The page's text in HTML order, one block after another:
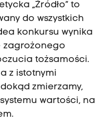
„Źródło” to
do wszystkich
konkursu wynika
zagrożonego
tożsamości.
z istotnymi
zmierzamy,
wartości, na